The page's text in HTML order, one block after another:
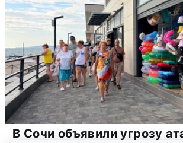
В Сочи объявили угрозу